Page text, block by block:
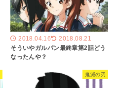
2018.04.16 2018.08.21
そういやガルパン最終章第2話どう
なったんや？
鬼滅の刃